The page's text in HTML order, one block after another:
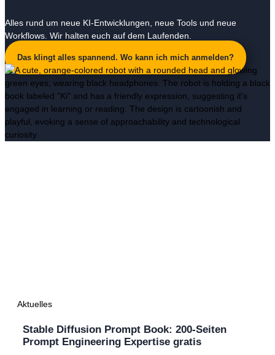
Alles rund um neue KI-Entwicklungen, neue Tools und neue
Workflows. Wir halten euch auf dem Laufenden.
Das klingt alles spannend. Wo kann ich mich anmelden?
Aktuelles
Stable Diffusion Prompt Book: 200-Seiten
Prompt Engineering Expertise gratis